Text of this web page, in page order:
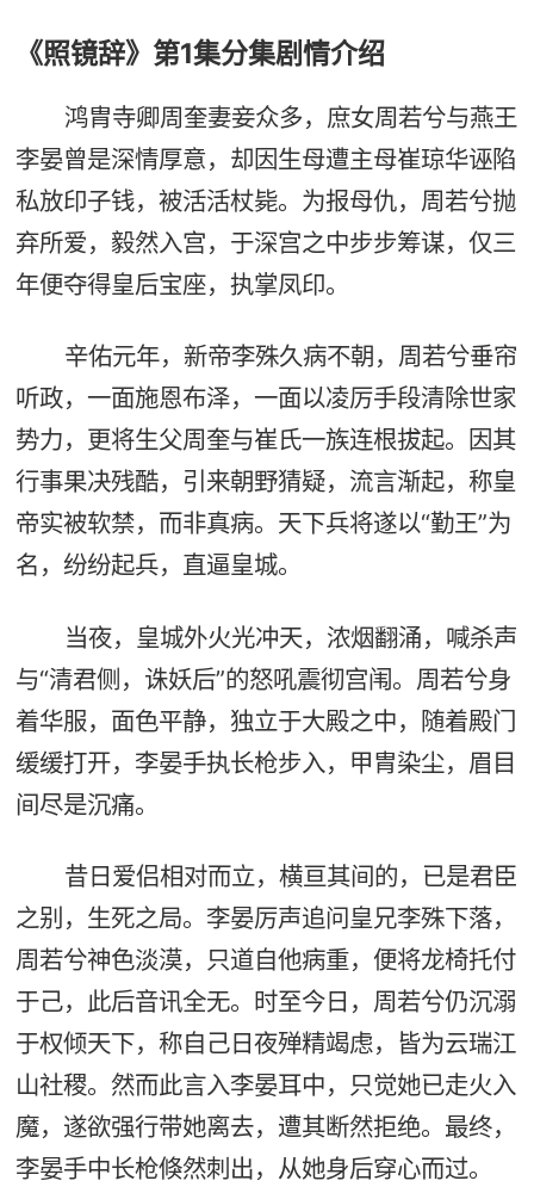
《照镜辞》第1集分集剧情介绍
鸿胄寺卿周奎妻妾众多，庶女周若兮与燕王
李晏曾是深情厚意，却因生母遭主母崔琼华诬陷
私放印子钱，被活活杖毙。为报母仇，周若兮抛
弃所爱，毅然入宫，于深宫之中步步筹谋，仅三
年便夺得皇后宝座，执掌凤印。
辛佑元年，新帝李殊久病不朝，周若兮垂帘
听政，一面施恩布泽，一面以凌厉手段清除世家
势力，更将生父周奎与崔氏一族连根拔起。因其
行事果决残酷，引来朝野猜疑，流言渐起，称皇
帝实被软禁，而非真病。天下兵将遂以“勤王”为
名，纷纷起兵，直逼皇城。
当夜，皇城外火光冲天，浓烟翻涌，喊杀声
与“清君侧，诛妖后”的怒吼震彻宫闱。周若兮身
着华服，面色平静，独立于大殿之中，随着殿门
缓缓打开，李晏手执长枪步入，甲胄染尘，眉目
间尽是沉痛。
昔日爱侣相对而立，横亘其间的，已是君臣
之别，生死之局。李晏厉声追问皇兄李殊下落，
周若兮神色淡漠，只道自他病重，便将龙椅托付
于己，此后音讯全无。时至今日，周若兮仍沉溺
于权倾天下，称自己日夜殚精竭虑，皆为云瑞江
山社稷。然而此言入李晏耳中，只觉她已走火入
魔，遂欲强行带她离去，遭其断然拒绝。最终，
李晏手中长枪倏然刺出，从她身后穿心而过。